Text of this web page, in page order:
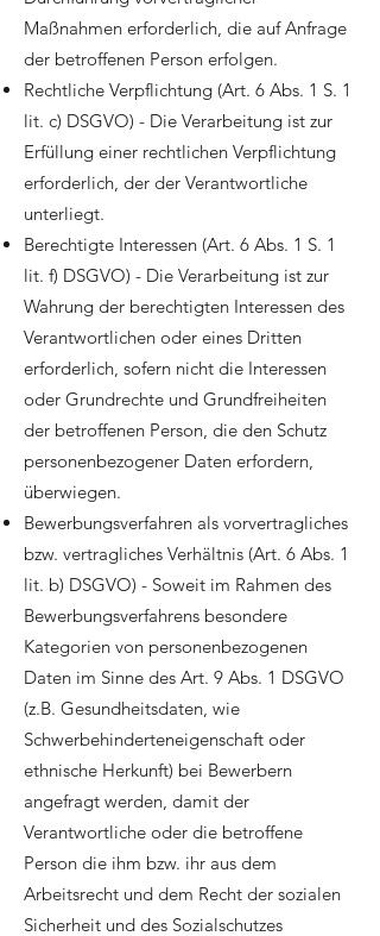
Maßnahmen erforderlich, die auf Anfrage
der betroffenen Person erfolgen.
Rechtliche Verpflichtung (Art. 6 Abs. 1 S. 1
lit. c) DSGVO) - Die Verarbeitung ist zur
Erfüllung einer rechtlichen Verpflichtung
erforderlich, der der Verantwortliche
unterliegt.
Berechtigte Interessen (Art. 6 Abs. 1 S. 1
lit. f) DSGVO) - Die Verarbeitung ist zur
Wahrung der berechtigten Interessen des
Verantwortlichen oder eines Dritten
erforderlich, sofern nicht die Interessen
oder Grundrechte und Grundfreiheiten
der betroffenen Person, die den Schutz
personenbezogener Daten erfordern,
überwiegen.
Bewerbungsverfahren als vorvertragliches
bzw. vertragliches Verhältnis (Art. 6 Abs. 1
lit. b) DSGVO) - Soweit im Rahmen des
Bewerbungsverfahrens besondere
Kategorien von personenbezogenen
Daten im Sinne des Art. 9 Abs. 1 DSGVO
(z.B. Gesundheitsdaten, wie
Schwerbehinderteneigenschaft oder
ethnische Herkunft) bei Bewerbern
angefragt werden, damit der
Verantwortliche oder die betroffene
Person die ihm bzw. ihr aus dem
Arbeitsrecht und dem Recht der sozialen
Sicherheit und des Sozialschutzes